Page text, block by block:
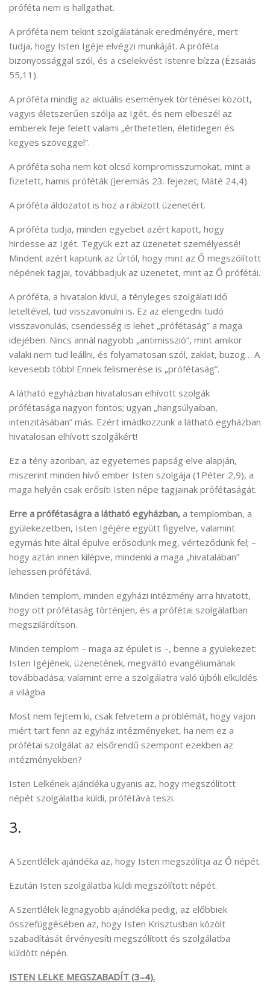
próféta nem is hallgathat.
A próféta nem tekint szolgálatának eredményére, mert
tudja, hogy Isten Igéje elvégzi munkáját. A próféta
bizonyossággal szól, és a cselekvést Istenre bízza (Ézsaiás
55,11).
A próféta mindig az aktuális események történései között,
vagyis életszerűen szólja az Igét, és nem elbeszél az
emberek feje felett valami „érthetetlen, életidegen és
kegyes szöveggel”.
A próféta soha nem köt olcsó kompromisszumokat, mint a
fizetett, hamis próféták (Jeremiás 23. fejezet; Máté 24,4).
A próféta áldozatot is hoz a rábízott üzenetért.
A próféta tudja, minden egyebet azért kapott, hogy
hirdesse az Igét. Tegyük ezt az üzenetet személyessé!
Mindent azért kaptunk az Úrtól, hogy mint az Ő megszólított
népének tagjai, továbbadjuk az üzenetet, mint az Ő prófétái.
A próféta, a hivatalon kívül, a tényleges szolgálati idő
leteltével, tud visszavonulni is. Ez az elengedni tudó
visszavonulás, csendesség is lehet „prófétaság” a maga
idejében. Nincs annál nagyobb „antimisszió”, mint amikor
valaki nem tud leállni, és folyamatosan szól, zaklat, buzog… A
kevesebb több! Ennek felismerése is „prófétaság”.
A látható egyházban hivatalosan elhívott szolgák
prófétasága nagyon fontos; ugyan „hangsúlyaiban,
intenzitásában” más. Ezért imádkozzunk a látható egyházban
hivatalosan elhívott szolgákért!
Ez a tény azonban, az egyetemes papság elve alapján,
miszerint minden hívő ember Isten szolgája (1Péter 2,9), a
maga helyén csak erősíti Isten népe tagjainak prófétaságát.
Erre a prófétaságra a látható egyházban, a templomban, a
gyülekezetben, Isten Igéjére együtt figyelve, valamint
egymás hite által épülve erősödünk meg, vérteződünk fel; –
hogy aztán innen kilépve, mindenki a maga „hivatalában”
lehessen prófétává.
Minden templom, minden egyházi intézmény arra hivatott,
hogy ott prófétaság történjen, és a prófétai szolgálatban
megszilárdítson.
Minden templom – maga az épület is –, benne a gyülekezet:
Isten Igéjének, üzenetének, megváltó evangéliumának
továbbadása; valamint erre a szolgálatra való újbóli elküldés
a világba
Most nem fejtem ki, csak felvetem a problémát, hogy vajon
miért tart fenn az egyház intézményeket, ha nem ez a
prófétai szolgálat az elsőrendű szempont ezekben az
intézményekben?
Isten Lelkének ajándéka ugyanis az, hogy megszólított
népét szolgálatba küldi, prófétává teszi.
3.
A Szentlélek ajándéka az, hogy Isten megszólítja az Ő népét.
Ezután Isten szolgálatba küldi megszólított népét.
A Szentlélek legnagyobb ajándéka pedig, az előbbiek
összefüggésében az, hogy Isten Krisztusban közölt
szabadítását érvényesíti megszólított és szolgálatba
küldött népén.
ISTEN LELKE MEGSZABADÍT (3–4).